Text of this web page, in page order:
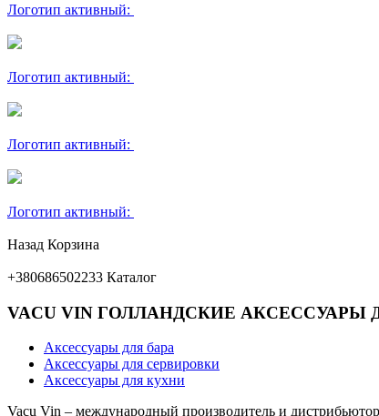
Логотип активный:
Логотип активный:
Логотип активный:
Логотип активный:
Назад Корзина
+380686502233 Каталог
VACU VIN ГОЛЛАНДСКИЕ АКСЕССУАРЫ
Аксессуары для бара
Аксессуары для сервировки
Аксессуары для кухни
Vacu Vin – международный производитель и